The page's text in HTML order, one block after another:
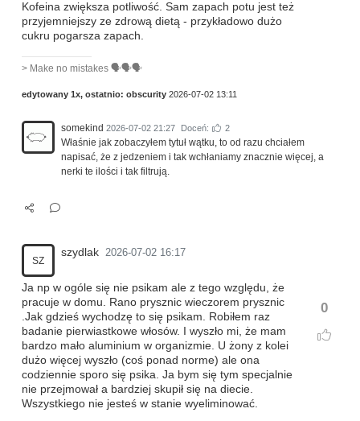
Kofeina zwiększa potliwość. Sam zapach potu jest też
przyjemniejszy ze zdrową dietą - przykładowo dużo
cukru pogarsza zapach.
> Make no mistakes 🗣️🗣️🗣️
edytowany 1x, ostatnio: obscurity 2026-07-02 13:11
somekind 2026-07-02 21:27 Doceń: 2
Właśnie jak zobaczyłem tytuł wątku, to od razu chciałem
napisać, że z jedzeniem i tak wchłaniamy znacznie więcej, a
nerki te ilości i tak filtrują.
SZ
szydlak 2026-07-02 16:17
0
Ja np w ogóle się nie psikam ale z tego względu, że
pracuje w domu. Rano prysznic wieczorem prysznic
.Jak gdzieś wychodzę to się psikam. Robiłem raz
badanie pierwiastkowe włosów. I wyszło mi, że mam
bardzo mało aluminium w organizmie. U żony z kolei
dużo więcej wyszło (coś ponad norme) ale ona
codziennie sporo się psika. Ja bym się tym specjalnie
nie przejmował a bardziej skupił się na diecie.
Wszystkiego nie jesteś w stanie wyeliminować.